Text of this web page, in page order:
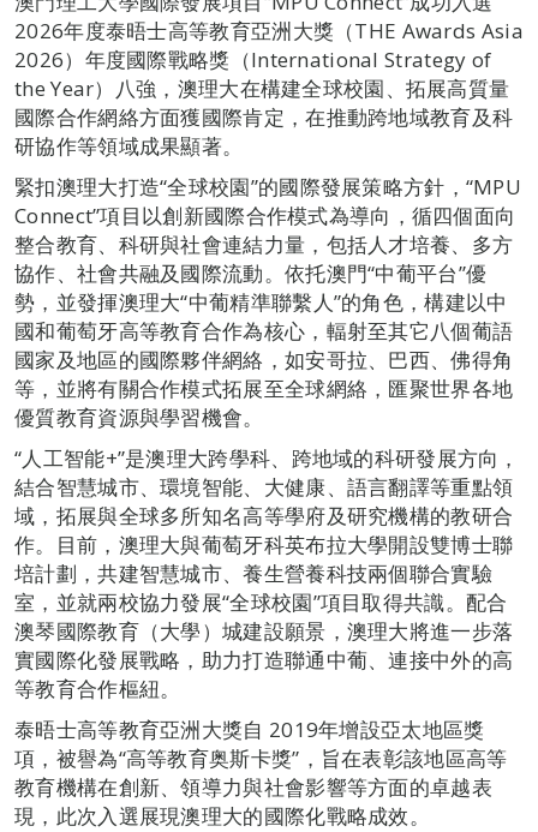
2026年度泰晤士高等教育亞洲大獎（THE Awards Asia
2026）年度國際戰略獎（International Strategy of
the Year）八強，澳理大在構建全球校園、拓展高質量
國際合作網絡方面獲國際肯定，在推動跨地域教育及科
研協作等領域成果顯著。
緊扣澳理大打造“全球校園”的國際發展策略方針，“MPU
Connect”項目以創新國際合作模式為導向，循四個面向
整合教育、科研與社會連結力量，包括人才培養、多方
協作、社會共融及國際流動。依托澳門“中葡平台”優
勢，並發揮澳理大“中葡精準聯繫人”的角色，構建以中
國和葡萄牙高等教育合作為核心，輻射至其它八個葡語
國家及地區的國際夥伴網絡，如安哥拉、巴西、佛得角
等，並將有關合作模式拓展至全球網絡，匯聚世界各地
優質教育資源與學習機會。
“人工智能+”是澳理大跨學科、跨地域的科研發展方向，
結合智慧城市、環境智能、大健康、語言翻譯等重點領
域，拓展與全球多所知名高等學府及研究機構的教研合
作。目前，澳理大與葡萄牙科英布拉大學開設雙博士聯
培計劃，共建智慧城市、養生營養科技兩個聯合實驗
室，並就兩校協力發展“全球校園”項目取得共識。配合
澳琴國際教育（大學）城建設願景，澳理大將進一步落
實國際化發展戰略，助力打造聯通中葡、連接中外的高
等教育合作樞紐。
泰晤士高等教育亞洲大獎自 2019年增設亞太地區獎
項，被譽為“高等教育奥斯卡獎”，旨在表彰該地區高等
教育機構在創新、領導力與社會影響等方面的卓越表
現，此次入選展現澳理大的國際化戰略成效。